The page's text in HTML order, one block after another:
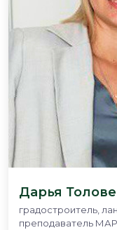
Дарья
градостроитель,
преподаватель